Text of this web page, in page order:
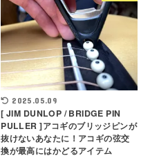
2025.05.09
[ JIM DUNLOP / BRIDGE PIN
PULLER ]アコギのブリッジピンが
抜けないあなたに！アコギの弦交
換が最高にはかどるアイテム